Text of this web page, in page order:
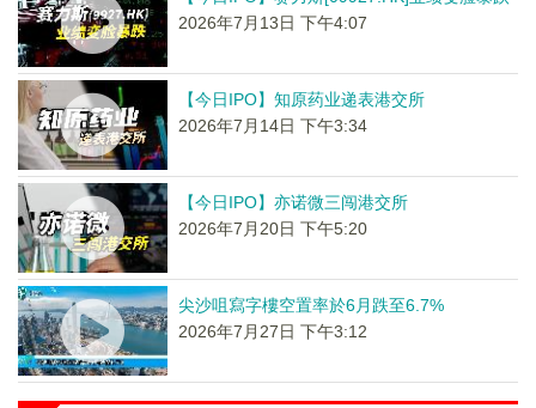
2026年7月13日 下午4:07
【今日IPO】知原药业递表港交所
2026年7月14日 下午3:34
【今日IPO】亦诺微三闯港交所
2026年7月20日 下午5:20
尖沙咀寫字樓空置率於6月跌至6.7%
2026年7月27日 下午3:12